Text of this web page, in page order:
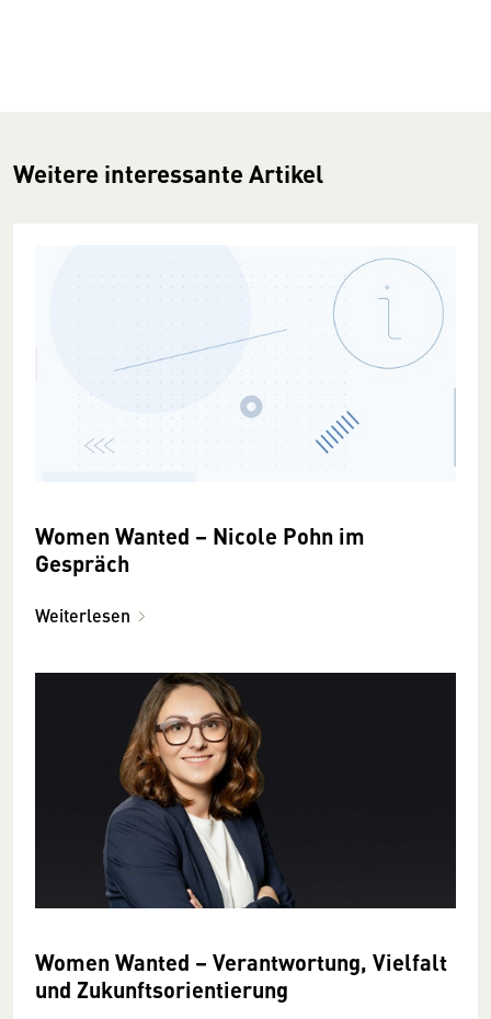
Weitere interessante Artikel
Women Wanted – Nicole Pohn im
Gespräch
Weiterlesen
Women Wanted – Verantwortung, Vielfalt
und Zukunftsorientierung